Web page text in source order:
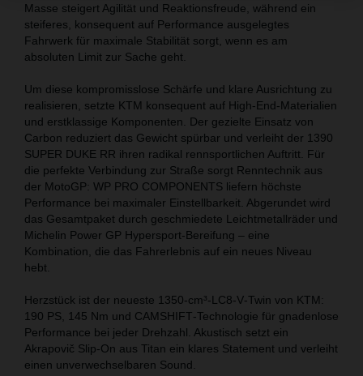
Masse steigert Agilität und Reaktionsfreude, während ein
steiferes, konsequent auf Performance ausgelegtes
Fahrwerk für maximale Stabilität sorgt, wenn es am
absoluten Limit zur Sache geht.
Um diese kompromisslose Schärfe und klare Ausrichtung zu
realisieren, setzte KTM konsequent auf High‑End‑Materialien
und erstklassige Komponenten. Der gezielte Einsatz von
Carbon reduziert das Gewicht spürbar und verleiht der 1390
SUPER DUKE RR ihren radikal rennsportlichen Auftritt. Für
die perfekte Verbindung zur Straße sorgt Renntechnik aus
der MotoGP: WP PRO COMPONENTS liefern höchste
Performance bei maximaler Einstellbarkeit. Abgerundet wird
das Gesamtpaket durch geschmiedete Leichtmetallräder und
Michelin Power GP Hypersport‑Bereifung – eine
Kombination, die das Fahrerlebnis auf ein neues Niveau
hebt.
Herzstück ist der neueste 1350‑cm³‑LC8‑V‑Twin von KTM:
190 PS, 145 Nm und CAMSHIFT‑Technologie für gnadenlose
Performance bei jeder Drehzahl. Akustisch setzt ein
Akrapovič Slip‑On aus Titan ein klares Statement und verleiht
einen unverwechselbaren Sound.